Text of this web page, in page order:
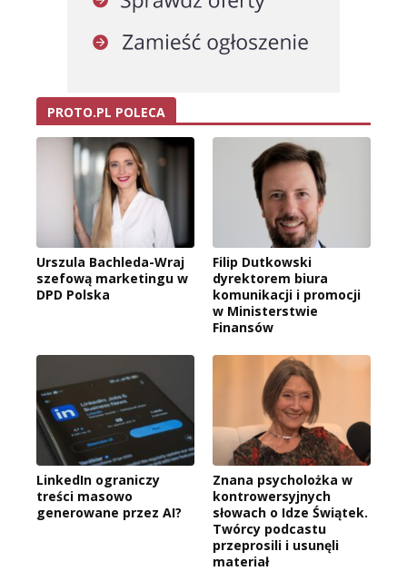
PROTO.PL POLECA
Urszula Bachleda-Wraj
szefową marketingu w
DPD Polska
Filip Dutkowski
dyrektorem biura
komunikacji i promocji
w Ministerstwie
Finansów
LinkedIn ograniczy
treści masowo
generowane przez AI?
Znana psycholożka w
kontrowersyjnych
słowach o Idze Świątek.
Twórcy podcastu
przeprosili i usunęli
materiał